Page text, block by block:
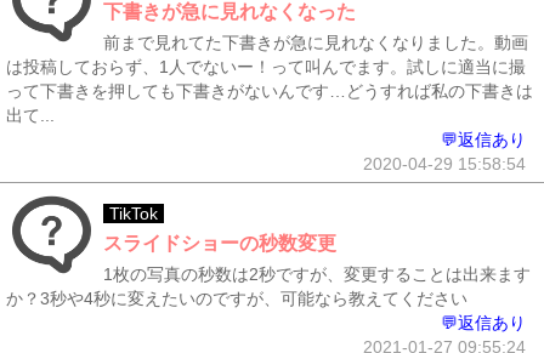
下書きが急に見れなくなった
前まで見れてた下書きが急に見れなくなりました。動画
は投稿しておらず、1人でないー！って叫んでます。試しに適当に撮
って下書きを押しても下書きがないんです…どうすれば私の下書きは
出て...
💬返信あり
2020-04-29 15:58:54
TikTok
スライドショーの秒数変更
1枚の写真の秒数は2秒ですが、変更することは出来ます
か？3秒や4秒に変えたいのですが、可能なら教えてください
💬返信あり
2021-01-27 09:55:24